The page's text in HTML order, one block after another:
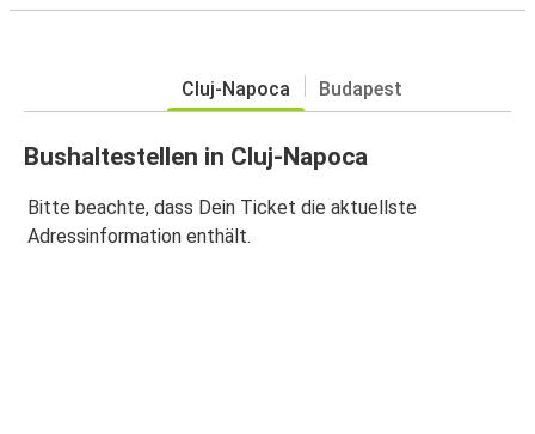
Cluj-Napoca Budapest
Bushaltestellen in Cluj-Napoca
Bitte beachte, dass Dein Ticket die aktuellste
Adressinformation enthält.